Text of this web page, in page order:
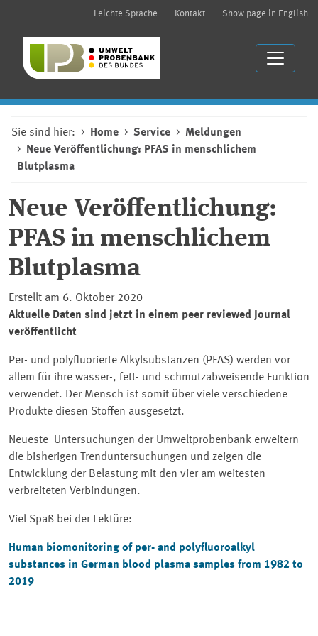
Leichte Sprache Kontakt Show page in English
Sie sind hier: Home Service
Meldungen
Neue Veröffentlichung: PFAS in menschlichem
Blutplasma
Neue Veröffentlichung:
PFAS in menschlichem
Blutplasma
Erstellt am 6. Oktober 2020
Aktuelle Daten sind jetzt in einem peer reviewed Journal
veröffentlicht
Per- und polyfluorierte Alkylsubstanzen (PFAS) werden vor
allem für ihre wasser-, fett- und schmutzabweisende Funktion
verwendet. Der Mensch ist somit über viele verschiedene
Produkte diesen Stoffen ausgesetzt.
Neueste Untersuchungen der Umweltprobenbank erweitern
die bisherigen Trenduntersuchungen und zeigen die
Entwicklung der Belastung mit den vier am weitesten
verbreiteten Verbindungen.
Viel Spaß bei der Lektüre:
Human biomonitoring of per- and polyfluoroalkyl
substances in German blood plasma samples from 1982 to
2019